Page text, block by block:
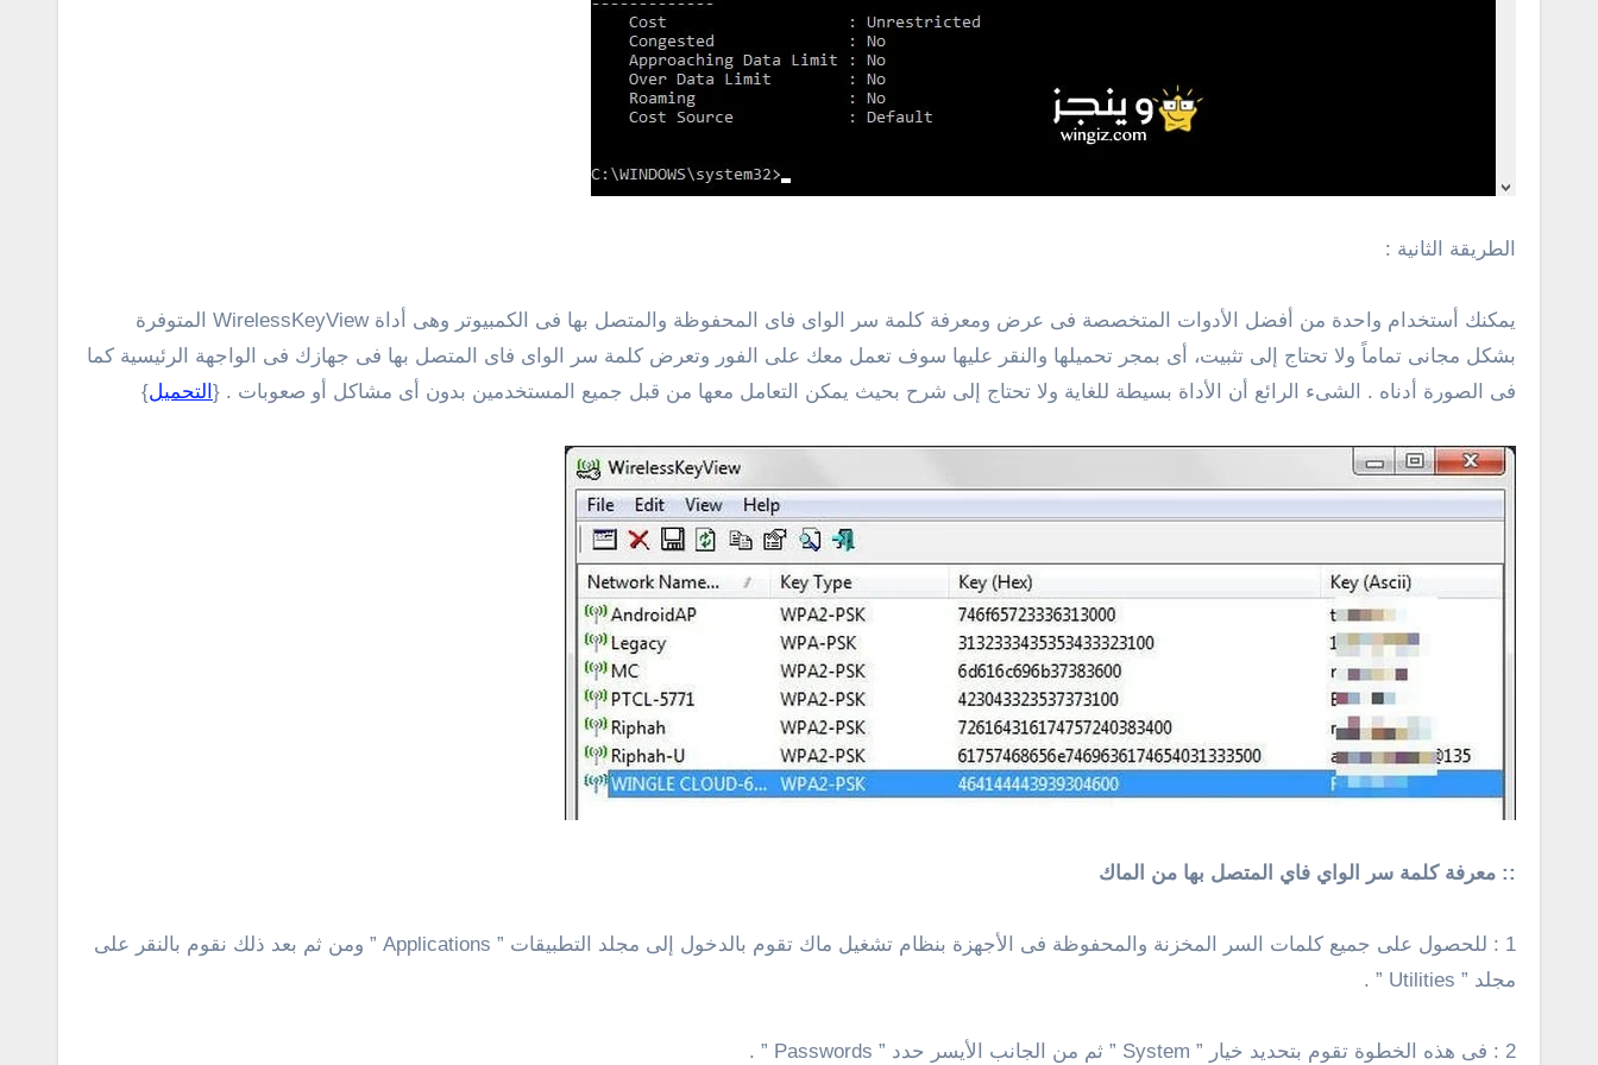
الطريقة الثانية :
يمكنك أستخدام واحدة من أفضل الأدوات المتخصصة فى عرض ومعرفة كلمة سر الواى فاى المحفوظة والمتصل بها فى الكمبيوتر وهى أداة WirelessKeyView المتوفرة
بشكل مجانى تماماً ولا تحتاج إلى تثبيت، أى بمجر تحميلها والنقر عليها سوف تعمل معك على الفور وتعرض كلمة سر الواى فاى المتصل بها فى جهازك فى الواجهة الرئيسية كما
فى الصورة أدناه . الشىء الرائع أن الأداة بسيطة للغاية ولا تحتاج إلى شرح بحيث يمكن التعامل معها من قبل جميع المستخدمين بدون أى مشاكل أو صعوبات . { التحميل}
:: معرفة كلمة سر الواي فاي المتصل بها من الماك
1 : للحصول على جميع كلمات السر المخزنة والمحفوظة فى الأجهزة بنظام تشغيل ماك تقوم بالدخول إلى مجلد التطبيقات ” Applications ” ومن ثم بعد ذلك نقوم بالنقر على
مجلد ” Utilities ” .
2 : فى هذه الخطوة تقوم بتحديد خيار ” System ” ثم من الجانب الأيسر حدد ” Passwords ” .